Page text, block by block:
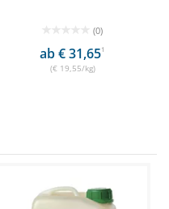
(0)
ab € 31,651
(€ 19,55/kg)